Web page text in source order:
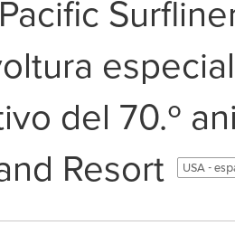
del 70.º
Resort
USA -